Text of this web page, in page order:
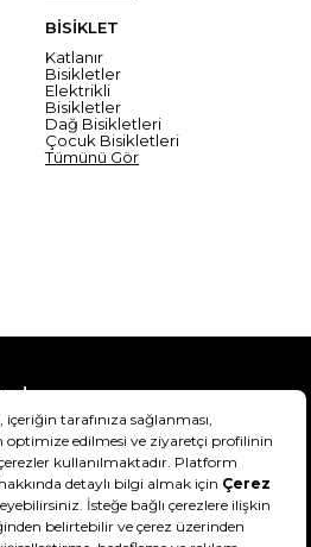
BİSİKLET
Katlanır
Bisikletler
Elektrikli
Bisikletler
Dağ Bisikletleri
Çocuk Bisikletleri
Tümünü Gör
Teslimat Bilgisi
Şartlar & Koşullar
Hakkımızda